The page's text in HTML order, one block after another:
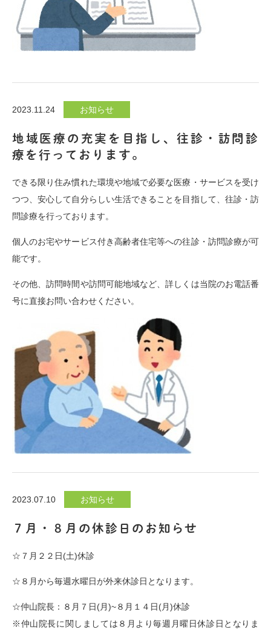
2023.11.24 お知らせ
地域医療の充実を目指し、往診・訪問診
療を行っております。
できる限り住み慣れた環境や地域で必要な医療・サービスを受け
つつ、安心して自分らしい生活できることを目指して、往診・訪
問診療を行っております。
個人のお宅やサービス付き高齢者住宅等への往診・訪問診療が可
能です。
その他、訪問時間や訪問可能地域など、詳しくは当院のお電話番
号に直接お問い合わせください。
2023.07.10 お知らせ
７月・８月の休診日のお知らせ
☆７月２２日(土)休診
☆８月から毎週水曜日が外来休診日となります。
☆仲山院長：８月７日(月)~８月１４日(月)休診
※仲山院長に関しましては８月より毎週月曜日休診日となりま